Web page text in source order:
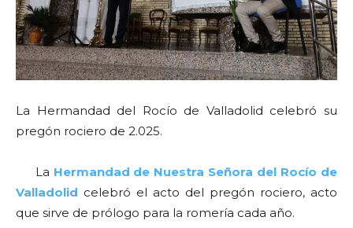
La Hermandad del Rocío de Valladolid celebró su
pregón rociero de 2.025.
La Hermandad de Nuestra Señora del Rocío de
Valladolid celebró el acto del pregón rociero, acto
que sirve de prólogo para la romería cada año.